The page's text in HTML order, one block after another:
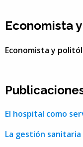
Economista
Economista y
El hospital como
La gestión sanitaria